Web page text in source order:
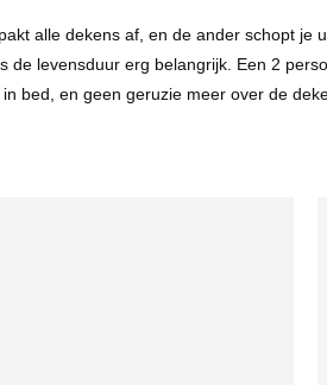
alle dekens af, en de ander schopt je
levensduur erg belangrijk. Een 2
bed, en geen geruzie meer over de